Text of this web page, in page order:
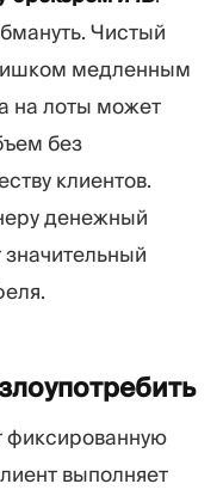
Чистый
медленным
на лоты может
без
клиентов.
денежный
значительный
фиксированную
выполняет